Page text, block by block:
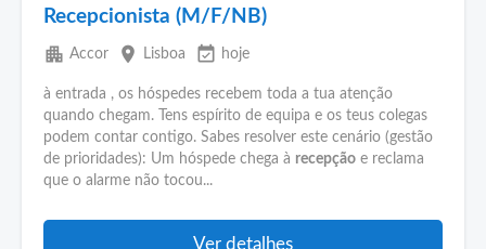
Recepcionista (M/F/NB)
apartment Accor place Lisboa event_available hoje
à entrada , os hóspedes recebem toda a tua atenção
quando chegam. Tens espírito de equipa e os teus colegas
podem contar contigo. Sabes resolver este cenário (gestão
de prioridades): Um hóspede chega à recepção e reclama
que o alarme não tocou...
Ver detalhes